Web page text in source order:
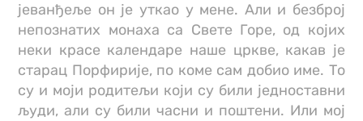
јеванђеље он је уткао у мене. Али и безброј
непознатих монаха са Свете Горе, од којих
неки красе календаре наше цркве, какав је
старац Порфирије, по коме сам добио име. То
су и моји родитељи који су били једноставни
људи, али су били часни и поштени. Или мој